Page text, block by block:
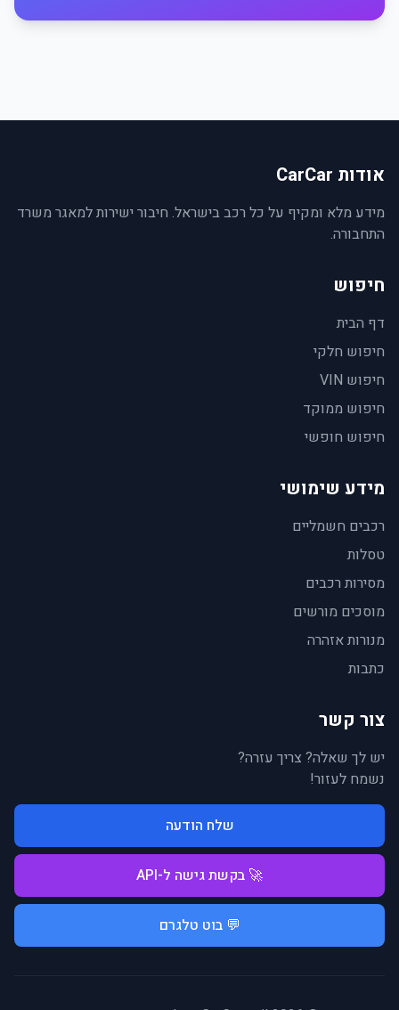
אודות CarCar
מידע מלא ומקיף על כל רכב בישראל. חיבור ישירות למאגר משרד
התחבורה.
חיפוש
דף הבית
חיפוש חלקי
חיפוש VIN
חיפוש ממוקד
חיפוש חופשי
מידע שימושי
רכבים חשמליים
טסלות
מסירות רכבים
מוסכים מורשים
מנורות אזהרה
כתבות
צור קשר
יש לך שאלה? צריך עזרה?
נשמח לעזור!
שלח הודעה
🚀 בקשת גישה ל-API
💬 בוט טלגרם